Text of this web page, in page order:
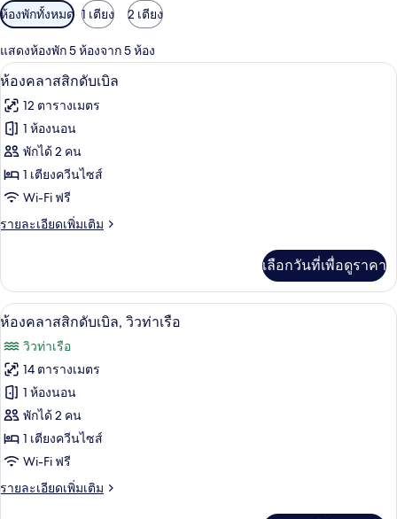
ตัว
กรอง
ที่
มี
ให้
สำหรับ
ห้อง
พัก
ห้องพักทั้งหมด 1 เตียง 2 เตียง
แสดงห้องพัก 5 ห้องจาก 5 ห้อง
เปิด
ภาพถ่าย
ทั้งหมด
ของ
ห้อง
คลาส
สิ
ห้องคลาสสิกดับเบิล | ห้องเก็บเสียง, เ
4
ห้องคลาสสิกดับเบิล
12 ตารางเมตร
1 ห้องนอน
พักได้ 2 คน
1 เตียงควีนไซส์
Wi-Fi ฟรี
รายละเอียดเพิ่มเติม
ราย
เกี่ยว
กับ
ห้อง
สิ
กดับเบิล
เลือกวันที่เพื่อดูราคา
เปิด
ภาพถ่าย
ทั้งหมด
ของ
ห้อง
คลาส
สิ
กดับเบิล,
ห้องคลาสสิกดับเบิล, วิวท่าเรือ | ห้องเ
6
ห้องคลาสสิกดับเบิล, วิวท่าเรือ
วิวท่าเรือ
14 ตารางเมตร
1 ห้องนอน
พักได้ 2 คน
1 เตียงควีนไซส์
Wi-Fi ฟรี
รายละเอียดเพิ่มเติม
ราย